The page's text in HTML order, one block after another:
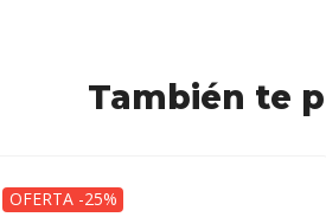
También te
OFERTA -25%